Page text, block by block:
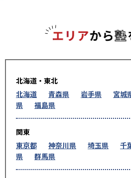
北海道・東北
北海道
青森県 岩手県 宮城
県
福島県
関東
東京都
神奈川県 埼玉県 千
県
群馬県